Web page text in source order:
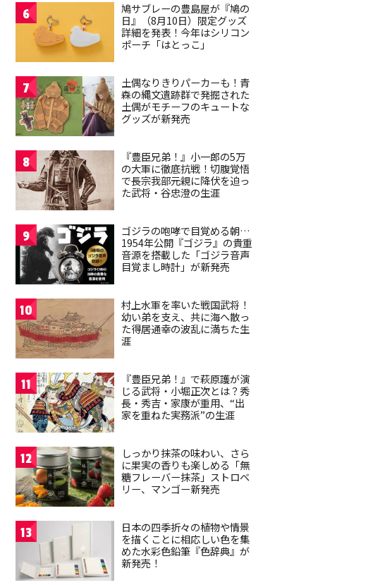
6
鳩サブレーの豊島屋が『鳩の
日』（8月10日）限定グッズ
詳細を発表！今年はシリコン
ポーチ「はとっこ」
7
土偶なりきりパーカーも！青
森の縄文遺跡群で発掘された
土偶がモチーフのキュートな
グッズが新発売
8
『豊臣兄弟！』小一郎の5万
の大軍に徹底抗戦！切腹覚悟
で長宗我部元親に降伏を迫っ
た武将・谷忠澄の生涯
9
ゴジラの咆哮で目覚める朝…
1954年公開『ゴジラ』の貴重
音源を搭載した「ゴジラ音声
目覚まし時計」が新発売
10
村上水軍を率いた戦国武将！
幼い弟を支え、共に海へ散っ
た得居通幸の波乱に満ちた生
涯
11
『豊臣兄弟！』で萩原護が演
じる武将・小堀正次とは？秀
長・秀吉・家康が重用、“出
家を重ねた実務派”の生涯
12
しっかり抹茶の味わい、さら
に果実の香りも楽しめる「無
糖フレーバー抹茶」ストロベ
リー、マンゴー新発売
13
日本の四季折々の植物や情景
を描くことに相応しい色を集
めた水彩色鉛筆『色辞典』が
新発売！